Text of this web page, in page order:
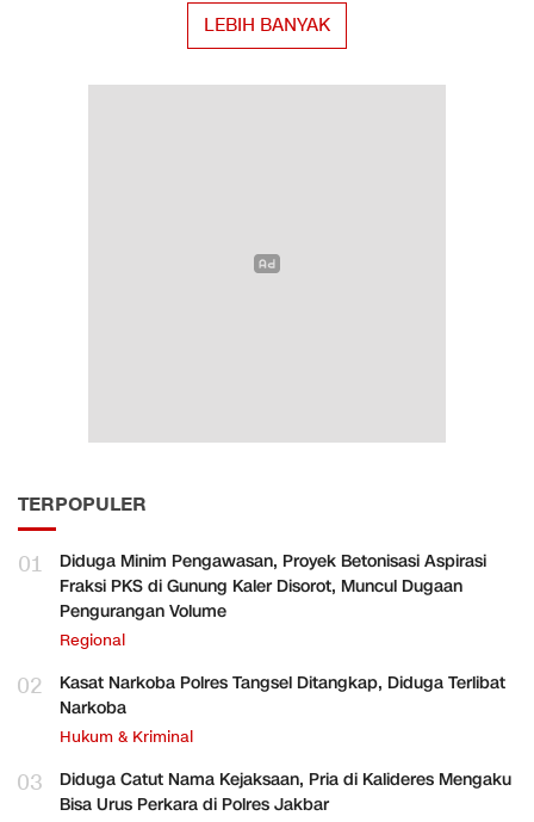
LEBIH BANYAK
TERPOPULER
01
Diduga Minim Pengawasan, Proyek Betonisasi Aspirasi
Fraksi PKS di Gunung Kaler Disorot, Muncul Dugaan
Pengurangan Volume
Regional
02
Kasat Narkoba Polres Tangsel Ditangkap, Diduga Terlibat
Narkoba
Hukum & Kriminal
03
Diduga Catut Nama Kejaksaan, Pria di Kalideres Mengaku
Bisa Urus Perkara di Polres Jakbar